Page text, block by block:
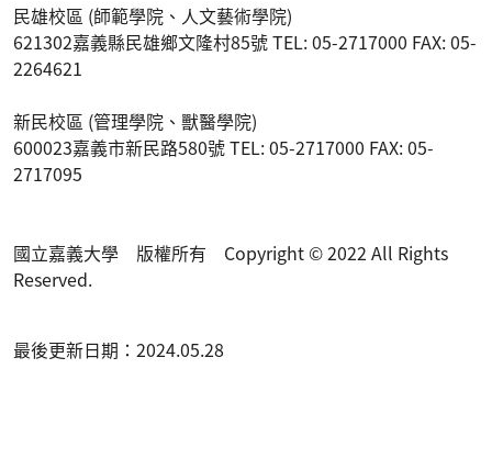
民雄校區 (師範學院、人文藝術學院)
621302嘉義縣民雄鄉文隆村85號 TEL: 05-2717000 FAX: 05-
2264621
新民校區 (管理學院、獸醫學院)
600023嘉義市新民路580號 TEL: 05-2717000 FAX: 05-
2717095
國立嘉義大學 版權所有 Copyright © 2022 All Rights
Reserved.
最後更新日期：2024.05.28